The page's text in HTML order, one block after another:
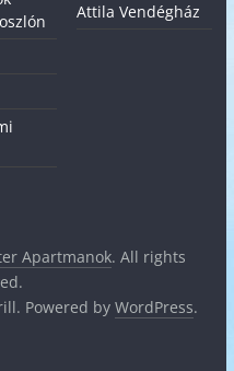
Attila Vendégház
Apartmanok. All rights
Powered by WordPress.